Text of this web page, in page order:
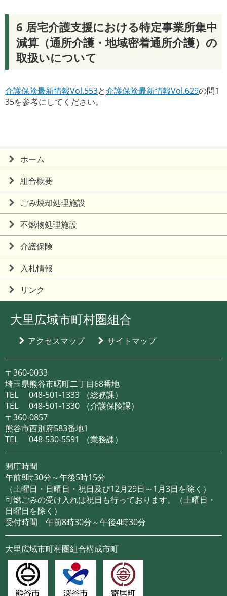
6 居宅介護支援における特定事業所集中
減算（通所介護・地域密着通所介護）の
取扱いについて
介護保険最新情報Vol.553と介護保険最新情報Vol.629の問1
35を参考にしてください。
ホーム
組合概要
ごみ焼却処理施設
不燃物処理施設
介護保険
入札情報
リンク
大里広域市町村圏組合
アクセスマップ サイトマップ
〒360-0033
埼玉県熊谷市曙町二丁目68番地
TEL
048-501-1333
（総務課）
TEL
048-501-1330
（介護保険課）
〒360-0857
熊谷市西別府583番地1
TEL
048-530-5591 （業務課）
開庁時間
午前8時30分～午後5時15分
（土曜日・日曜日・祝日及び12月29日～1月3日を除く）
可燃ごみの受け入れは祝日も行っております。（土曜日・
日曜日を除く）
受付時間 午前8時30分～午後4時30分
大里広域市町村圏組合構成市町